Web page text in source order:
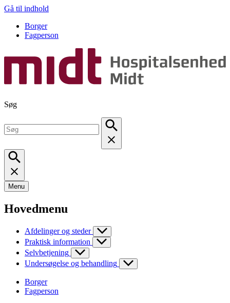
Gå til indhold
Borger
Fagperson
Søg
Menu
Hovedmenu
Afdelinger og steder
Praktisk information
Selvbetjening
Undersøgelse og behandling
Borger
Fagperson